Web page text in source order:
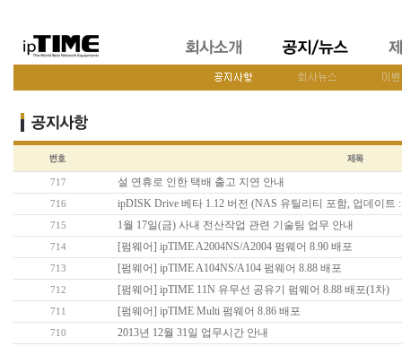
717 설 연휴로 인한 택배 출고 지연 안내
716 ipDISK Drive 베타 1.12 버전 (NAS 유틸리티 포함, 업데이트 :
715 1월 17일(금) 사내 전산작업 관련 기술팀 업무 안내
714 [펌웨어] ipTIME A2004NS/A2004 펌웨어 8.90 배포
713 [펌웨어] ipTIME A104NS/A104 펌웨어 8.88 배포
712 [펌웨어] ipTIME 11N 유무선 공유기 펌웨어 8.88 배포(1차)
711 [펌웨어] ipTIME Multi 펌웨어 8.86 배포
710 2013년 12월 31일 업무시간 안내